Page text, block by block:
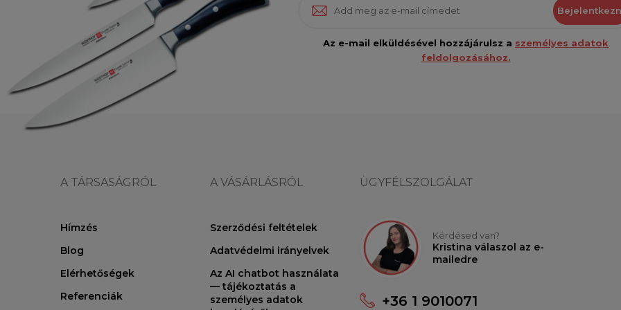
Az e-mail elküldésével hozzájárulsz a személyes adatok
feldolgozásához.
A TÁRSASÁGRÓL
Hímzés
Blog
Elérhetőségek
Referenciák
A VÁSÁRLÁSRÓL
Szerződési feltételek
Adatvédelmi irányelvek
Az AI chatbot használata
— tájékoztatás a
személyes adatok
ÜGYFÉLSZOLGÁLAT
Kérdésed van?
Kristina válaszol az e-
mailedre
+36 1 9010071